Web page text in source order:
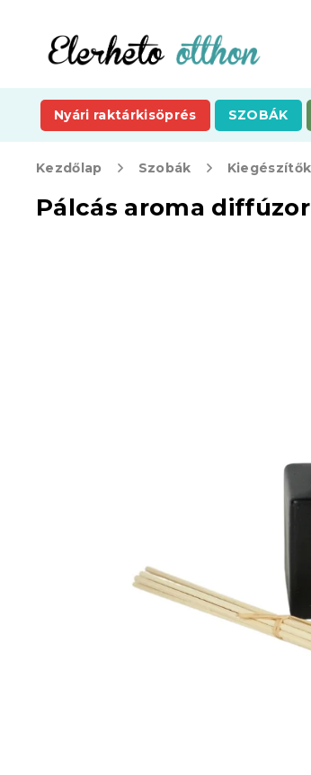
tartalomhoz
Nyári raktárkisöprés SZOBÁK
Kezdőlap Szobák
Pálcás aroma diffúzor